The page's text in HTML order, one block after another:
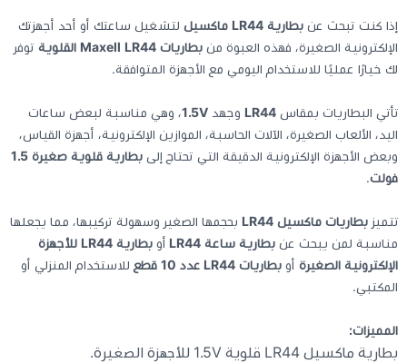
كيبوردات
شنط لابتوب - كمبيوتر
وصلات الوسائط و موزع يو اس بي Hub
إذا كنت تبحث عنبطارية LR44 ماكسيل
لتشغيل ساعتك أو أحد أجهزتك
الإلكترونية الصغيرة، فهذه العبوة منبطاريات Maxell LR44 القلوية
توفر
لك خيارًا عمليًا للاستخدام اليومي مع الأجهزة المتوافقة.
تأتي البطاريات بمقاس LR44وجهد 1.5V ، وهي مناسبة لبعض ساعات
اليد، الألعاب الصغيرة، الآلات الحاسبة، الموازين الإلكترونية، أجهزة القياس،
وبعض الأجهزة الإلكترونية الدقيقة التي تحتاج إلى
بطارية قلوية صغيرة 1.5
فولت.
تتميز بطاريات ماكسيل LR44
بحجمها الصغير وسهولة تركيبها، مما يجعلها
مناسبة لمن يبحث عنبطارية ساعة LR44 أو
بطارية LR44 للأجهزة
الإلكترونية الصغيرةأوبطاريات LR44 عدد 10 قطع
للاستخدام المنزلي أو
المكتبي.
المميزات:
بطارية ماكسيل LR44 قلوية 1.5V للأجهزة الصغيرة.